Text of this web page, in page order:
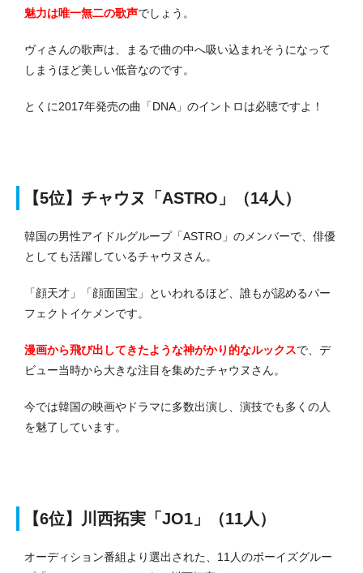
魅力は唯一無二の歌声でしょう。
ヴィさんの歌声は、まるで曲の中へ吸い込まれそうになって
しまうほど美しい低音なのです。
とくに2017年発売の曲「DNA」のイントロは必聴ですよ！
【5位】チャウヌ「ASTRO」（14人）
韓国の男性アイドルグループ「ASTRO」のメンバーで、俳優
としても活躍しているチャウヌさん。
「顔天才」「顔面国宝」といわれるほど、誰もが認めるパー
フェクトイケメンです。
漫画から飛び出してきたような神がかり的なルックスで、デ
ビュー当時から大きな注目を集めたチャウヌさん。
今では韓国の映画やドラマに多数出演し、演技でも多くの人
を魅了しています。
【6位】 川西拓実「JO1」（11人）
オーディション番組より選出された、11人のボーイズグルー